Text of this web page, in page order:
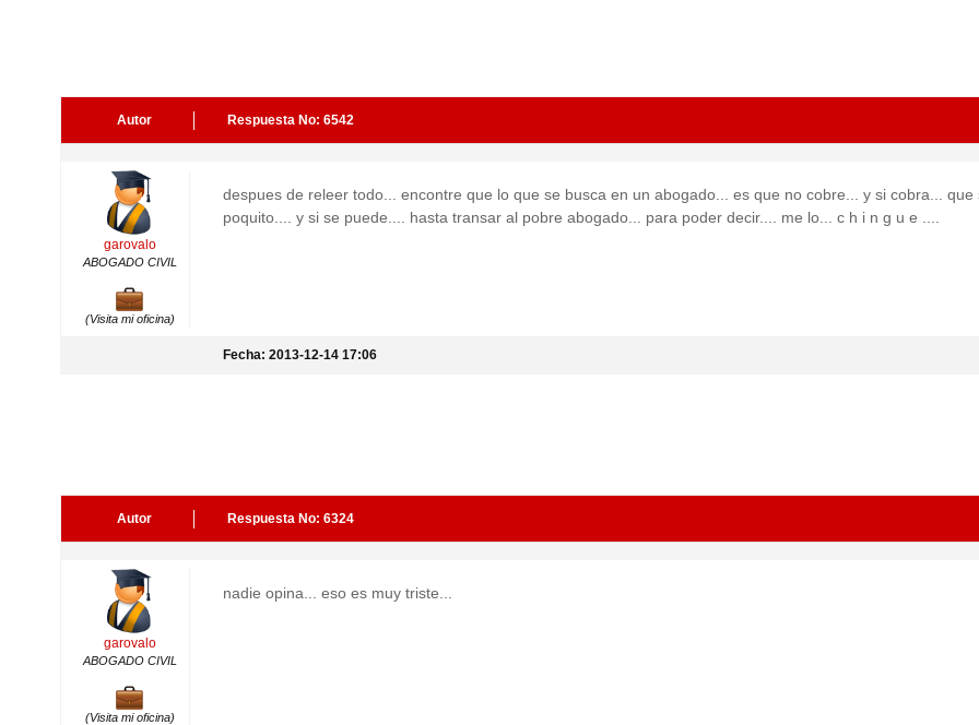
Autor Respuesta No: 6542
garovalo
ABOGADO CIVIL
(Visita mi oficina)
despues de releer todo... encontre que lo que se busca en un abogado... es que no cobre... y si cobra... que
poquito.... y si se puede.... hasta transar al pobre abogado... para poder decir.... me lo... c h i n g u e ....
Fecha: 2013-12-14 17:06
Autor Respuesta No: 6324
garovalo
ABOGADO CIVIL
(Visita mi oficina)
nadie opina... eso es muy triste...